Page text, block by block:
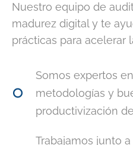
Nuestro equipo de
madurez digital y te
prácticas para acelerar
Somos expertos
metodologías y
productivización
Trabajamos junto